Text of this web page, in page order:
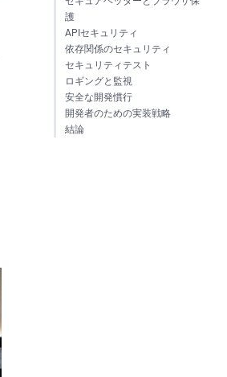
護
APIセキュリティ
依存関係のセキュリティ
セキュリティテスト
ロギングと監視
安全な開発慣行
開発者のための実装戦略
結論